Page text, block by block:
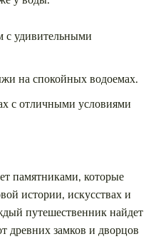
с удивительными
на спокойных водоемах.
с отличными условиями
памятниками, которые
истории, искусствах и
путешественник найдет
древних замков и дворцов